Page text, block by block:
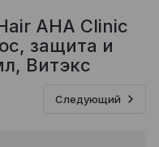
AHA Clinic
защита и
Витэкс
Следующий